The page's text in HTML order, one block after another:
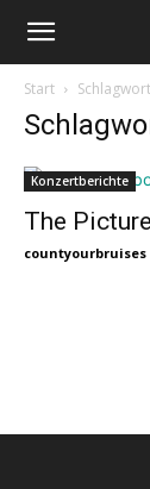
Start
Konzertberichte
The
countyourbruises